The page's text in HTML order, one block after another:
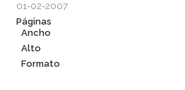
01-02-2007
Páginas
Ancho
Alto
Formato